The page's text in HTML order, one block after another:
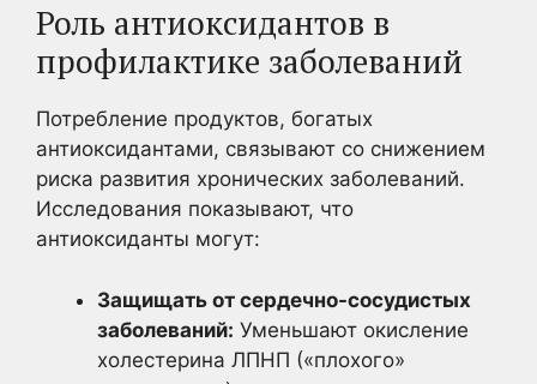
Роль антиоксидантов в
профилактике заболеваний
Потребление продуктов, богатых
антиоксидантами, связывают со снижением
риска развития хронических заболеваний.
Исследования показывают, что
антиоксиданты могут:
Защищать от сердечно-сосудистых
заболеваний: Уменьшают окисление
холестерина ЛПНП («плохого»